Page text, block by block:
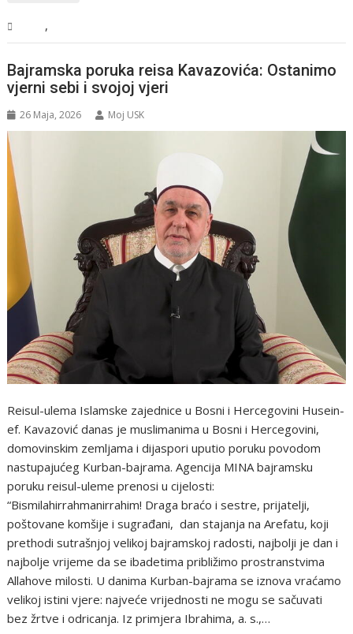
,
Bajramska poruka reisa Kavazovića: Ostanimo
vjerni sebi i svojoj vjeri
26 Maja, 2026 Moj USK
Reisul-ulema Islamske zajednice u Bosni i Hercegovini Husein-
ef. Kavazović danas je muslimanima u Bosni i Hercegovini,
domovinskim zemljama i dijaspori uputio poruku povodom
nastupajućeg Kurban-bajrama. Agencija MINA bajramsku
poruku reisul-uleme prenosi u cijelosti:
“Bismilahirrahmanirrahim! Draga braćo i sestre, prijatelji,
poštovane komšije i sugrađani, dan stajanja na Arefatu, koji
prethodi sutrašnjoj velikoj bajramskoj radosti, najbolji je dan i
najbolje vrijeme da se ibadetima približimo prostranstvima
Allahove milosti. U danima Kurban-bajrama se iznova vraćamo
velikoj istini vjere: najveće vrijednosti ne mogu se sačuvati
bez žrtve i odricanja. Iz primjera Ibrahima, a. s.,…